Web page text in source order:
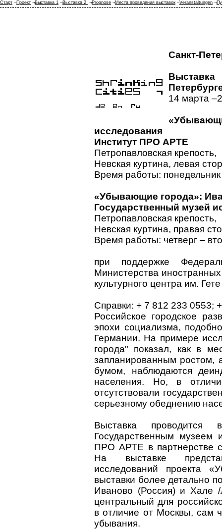
Санкт-
14 марта
исследования
Институт ПРО АРТЕ
Петропавловская крепость,
Невская куртина, левая
Время работы:
«Убывающие города»:
Государственный музей
Петропавловская крепость,
Невская куртина, правая
Время работы: четверг –
при поддержке
Министерства
культурного центра им.
Справки: + 7 812 233 0553;
Российское городское
эпохи социализма,
Германии. На примере
города" показал, как в
запланированным ростом,
бумом, наблюдаются
населения. Но, в
отсутствовали
серьезному обеднению
Выставка проводится
Государственным музеем
ПРО АРТЕ в партнерстве
На выставке
исследований проекта
выставки более детально
Иваново (Россия) и Хале /
центральный для
в отличие от Москвы, сам
убывания.
Старт ¬Проект ¬Выставка 1 ¬Выставка 2 ¬Prognose ¬Места проведения выставок ¬Veranstaltungen ¬